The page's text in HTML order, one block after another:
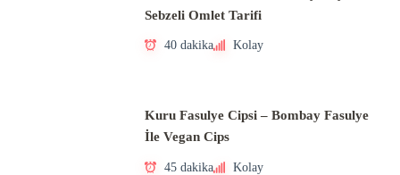
Sebzeli Omlet Tarifi
40 dakika Kolay
Kuru Fasulye Cipsi – Bombay Fasulye
İle Vegan Cips
45 dakika Kolay